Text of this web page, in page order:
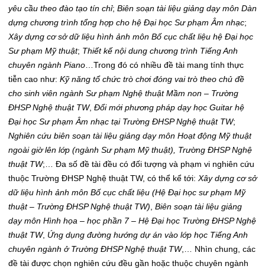
yêu cầu theo đào tạo tín chỉ; Biên soạn tài liệu giảng dạy môn Dàn
dựng chương trình tổng hợp cho hệ Đại học Sư phạm Âm nhạc;
Xây dựng cơ sở dữ liệu hình ảnh môn Bố cục chất liệu hệ Đại học
Sư phạm Mỹ thuật; Thiết kế nội dung chương trình Tiếng Anh
chuyên ngành Piano …Trong đó có nhiều đề tài mang tính thực
tiễn cao như: Kỹ năng tổ chức trò chơi đóng vai trò theo chủ đề
cho sinh viên ngành Sư phạm Nghệ thuật Mầm non – Trường
ĐHSP Nghệ thuật TW, Đổi mới phương pháp dạy học Guitar hệ
Đại học Sư phạm Âm nhạc tại Trường ĐHSP Nghệ thuật TW;
Nghiên cứu biên soạn tài liệu giảng dạy môn Hoạt động Mỹ thuật
ngoài giờ lên lớp (ngành Sư phạm Mỹ thuật), Trường ĐHSP Nghệ
thuật TW;… Đa số đề tài đều có đối tượng và phạm vi nghiên cứu
thuộc Trường ĐHSP Nghệ thuật TW, có thể kể tới: Xây dựng cơ sở
dữ liệu hình ảnh môn Bố cục chất liệu (Hệ Đại học sư phạm Mỹ
thuật – Trường ĐHSP Nghệ thuật TW) Biên soạn tài liệu giảng
dạy môn Hình họa – học phần 7 – Hệ Đại học Trường ĐHSP Nghệ
thuật TW, Ứng dụng đường hướng dự án vào lớp học Tiếng Anh
chuyên ngành ở Trường ĐHSP Nghệ thuật TW,… Nhìn chung, các
đề tài được chọn nghiên cứu đều gần hoặc thuộc chuyên ngành